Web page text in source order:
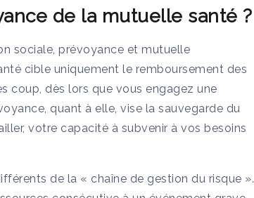
de la mutuelle santé ?
sociale, prévoyance et mutuelle
cible uniquement le remboursement des
coup, dès lors que vous engagez une
quant à elle, vise la sauvegarde du
votre capacité à subvenir à vos besoins
de la « chaîne de gestion du risque ».